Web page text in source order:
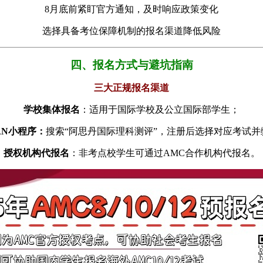
8月底前紧盯官方通知，及时响应政策变化
选择具备考位保障机制的报名渠道降低风险
四、报名方式与避坑指南
三大正规报名渠道
学校集体报名 ：适用于国际学校及公立国际部学生；
小程序： 搜索“阿思丹国际理科测评”，注册后选择对应考试并
授权机构代报名 ：非考点校学生可通过AMC合作机构代报名。